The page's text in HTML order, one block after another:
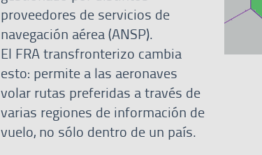
proveedores de servicios de
navegación aérea (ANSP).
El FRA transfronterizo cambia
esto: permite a las aeronaves
volar rutas preferidas a través de
varias regiones de información de
vuelo, no sólo dentro de un país.